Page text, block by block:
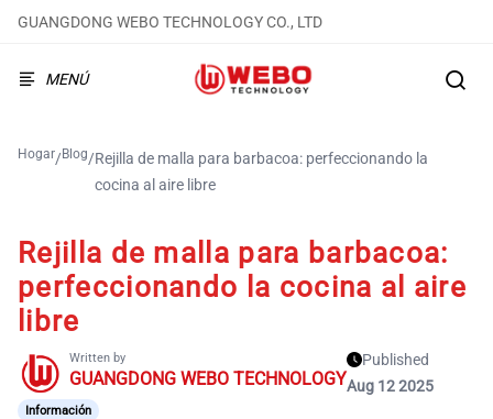
GUANGDONG WEBO TECHNOLOGY CO., LTD
MENÚ
Hogar/Blog/Rejilla de malla para barbacoa: perfeccionando la
cocina al aire libre
Rejilla de malla para barbacoa:
perfeccionando la cocina al aire
libre
Written by
GUANGDONG WEBO TECHNOLOGY
Published
Aug 12 2025
Información